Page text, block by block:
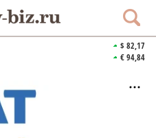
$ 82,17
€ 94,84